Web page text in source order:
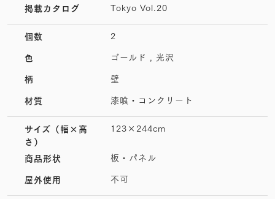
掲載カタログ Tokyo Vol.20
個数 2
色 ゴールド , 光沢
柄 壁
材質 漆喰・コンクリート
サイズ （幅×高
さ）
123×244cm
商品形状 板・パネル
屋外使用 不可